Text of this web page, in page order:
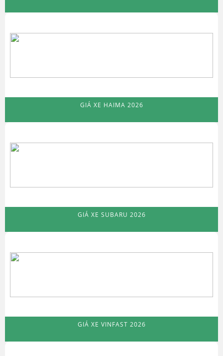
GIÁ XE HAIMA 2026
GIÁ XE SUBARU 2026
GIÁ XE VINFAST 2026